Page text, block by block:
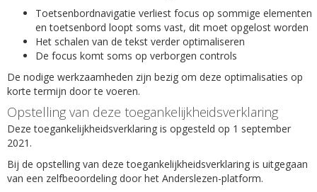
Toetsenbordnavigatie verliest focus op sommige elementen
en toetsenbord loopt soms vast, dit moet opgelost worden
Het schalen van de tekst verder optimaliseren
De focus komt soms op verborgen controls
De nodige werkzaamheden zijn bezig om deze optimalisaties op
korte termijn door te voeren.
Opstelling van deze toegankelijkheidsverklaring
Deze toegankelijkheidsverklaring is opgesteld op 1 september
2021.
Bij de opstelling van deze toegankelijkheidsverklaring is uitgegaan
van een zelfbeoordeling door het Anderslezen-platform.